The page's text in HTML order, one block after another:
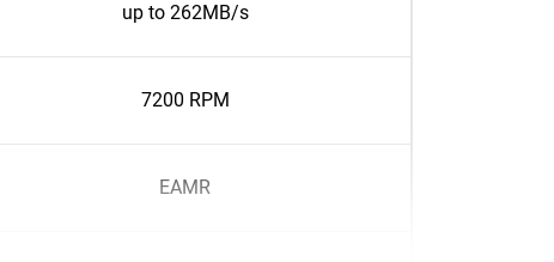
up to 262MB/s
7200 RPM
EAMR